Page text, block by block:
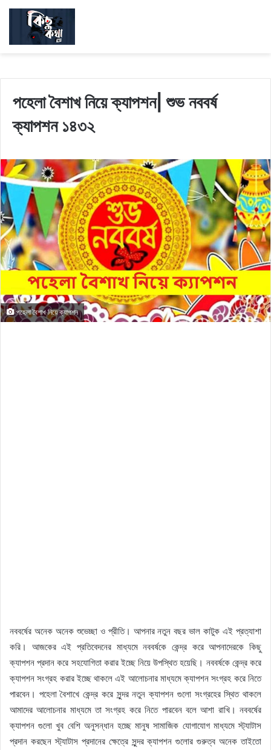
পহেলা বৈশাখ নিয়ে ক্যাপশন| শুভ নববর্ষ
ক্যাপশন ১৪৩২
পহেলা বৈশাখ নিয়ে ক্যাপশন
নববর্ষের অনেক অনেক শুভেচ্ছা ও প্রীতি। আপনার নতুন বছর ভাল কাটুক এই প্রত্যাশা
করি। আজকের এই প্রতিবেদনের মাধ্যমে নববর্ষকে কেন্দ্র করে আপনাদেরকে কিছু
ক্যাপশন প্রদান করে সহযোগিতা করার ইচ্ছে নিয়ে উপস্থিত হয়েছি। নববর্ষকে কেন্দ্র করে
ক্যাপশন সংগ্রহ করার ইচ্ছে থাকলে এই আলোচনার মাধ্যমে ক্যাপশন সংগ্রহ করে নিতে
পারবেন। পহেলা বৈশাখে কেন্দ্র করে সুন্দর নতুন ক্যাপশন গুলো সংগ্রহের স্থিত থাকলে
আমাদের আলোচনার মাধ্যমে তা সংগ্রহ করে নিতে পারবেন বলে আশা রাখি। নববর্ষের
ক্যাপশন গুলো খুব বেশি অনুসন্ধান হচ্ছে মানুষ সামাজিক যোগাযোগ মাধ্যমে স্ট্যাটাস
প্রদান করছেন স্ট্যাটাস প্রদানের ক্ষেত্রে সুন্দর ক্যাপশন গুলোর গুরুত্ব অনেক তাইতো